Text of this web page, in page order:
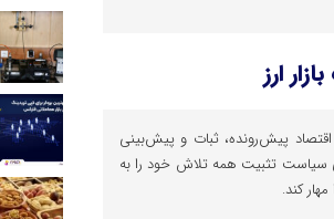
ارز
اقتصاد پیش‌رونده، ثبات و پیش‌بینی
سیاست تثبیت همه تلاش خود را به
کند.